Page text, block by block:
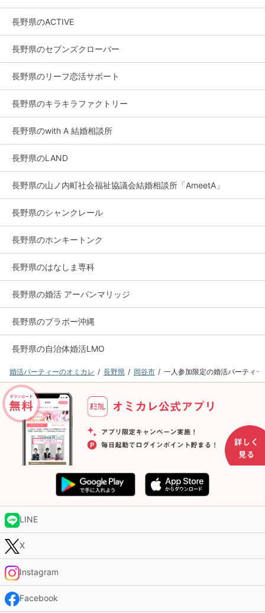
長野県のACTIVE
長野県のセブンズクローバー
長野県のリーフ恋活サポート
長野県のキラキラファクトリー
長野県のwith A 結婚相談所
長野県のLAND
長野県の山ノ内町社会福祉協議会結婚相談所「AmeetA」
長野県のシャンクレール
長野県のホンキートンク
長野県のはなしま専科
長野県の婚活 アーバンマリッジ
長野県のブラボー沖縄
長野県の自治体婚活LMO
婚活パーティーのオミカレ 長野県 岡谷市 一人参加限定の婚活パーティー
LINE
X
Instagram
Facebook